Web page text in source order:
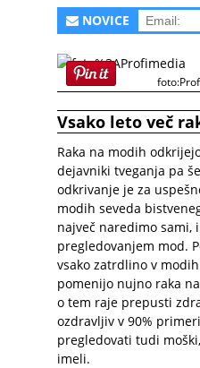
NOVICE
Vsako leto več
Raka na modih
dejavniki tveganja pa
odkrivanje je za
modih seveda
največ naredimo sami,
pregledovanjem mod.
vsako zatrdlino v
pomenijo nujno raka
o tem raje prepusti
ozdravljiv v 90%
pregledovati tudi
imeli.